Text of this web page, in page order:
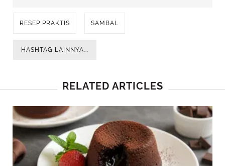
RESEP PRAKTIS SAMBAL
HASHTAG LAINNYA...
RELATED ARTICLES